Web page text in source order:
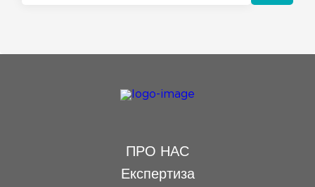
ПРО НАС
Експертиза